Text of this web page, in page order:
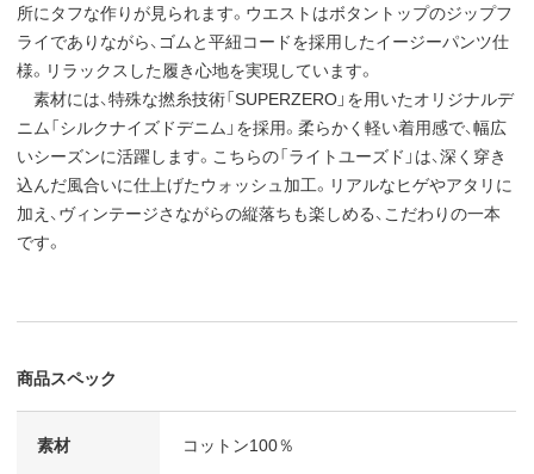
所にタフな作りが見られます。ウエストはボタントップのジップフ
ライでありながら、ゴムと平紐コードを採用したイージーパンツ仕
様。リラックスした履き心地を実現しています。
素材には、特殊な撚糸技術「SUPERZERO」を用いたオリジナルデ
ニム「シルクナイズドデニム」を採用。柔らかく軽い着用感で、幅広
いシーズンに活躍します。こちらの「ライトユーズド」は、深く穿き
込んだ風合いに仕上げたウォッシュ加工。リアルなヒゲやアタリに
加え、ヴィンテージさながらの縦落ちも楽しめる、こだわりの一本
です。
商品スペック
素材 コットン100％